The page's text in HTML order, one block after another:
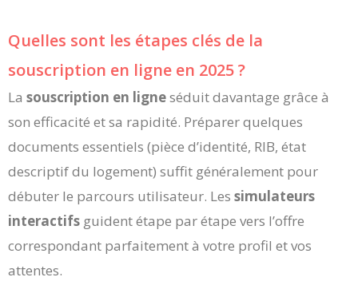
Quelles sont les étapes clés de la
souscription en ligne en 2025 ?
La souscription en ligneséduit davantage grâce à
son efficacité et sa rapidité. Préparer quelques
documents essentiels (pièce d’identité, RIB, état
descriptif du logement) suffit généralement pour
débuter le parcours utilisateur. Les simulateurs
interactifs guident étape par étape vers l’offre
correspondant parfaitement à votre profil et vos
attentes.